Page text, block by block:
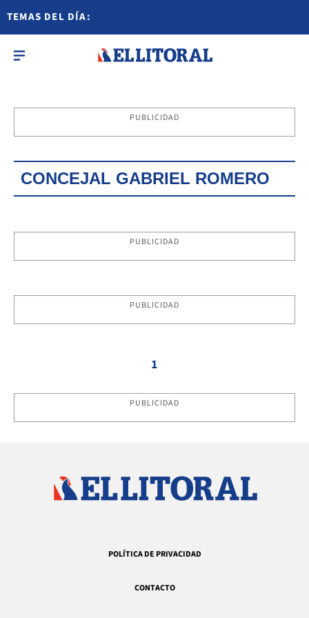
TEMAS DEL DÍA:
PUBLICIDAD
CONCEJAL GABRIEL ROMERO
PUBLICIDAD
PUBLICIDAD
1
PUBLICIDAD
POLÍTICA DE PRIVACIDAD
CONTACTO